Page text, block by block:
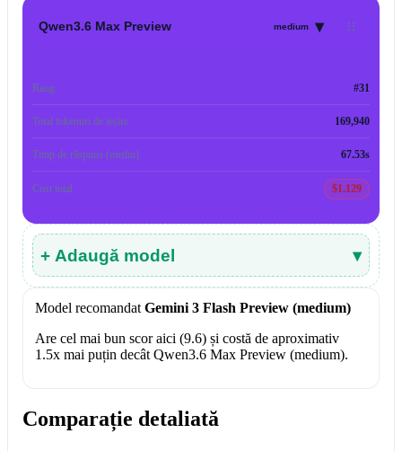
Qwen3.6 Max Preview medium ▾
Rang #31
Total tokenuri de ieșire 169,940
Timp de răspuns (mediu) 67.53s
Cost total $1.129
+ Adaugă model ▾
Model recomandat Gemini 3 Flash Preview (medium)
Are cel mai bun scor aici (9.6) și costă de aproximativ
1.5x mai puțin decât Qwen3.6 Max Preview (medium).
Comparație detaliată